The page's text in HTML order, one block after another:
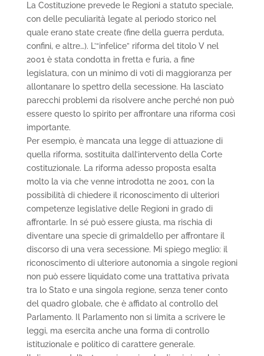
La Costituzione prevede le Regioni a statuto speciale,
con delle peculiarità legate al periodo storico nel
quale erano state create (fine della guerra perduta,
confini, e altre…). L’“infelice” riforma del titolo V nel
2001 è stata condotta in fretta e furia, a fine
legislatura, con un minimo di voti di maggioranza per
allontanare lo spettro della secessione. Ha lasciato
parecchi problemi da risolvere anche perché non può
essere questo lo spirito per affrontare una riforma così
importante.
Per esempio, è mancata una legge di attuazione di
quella riforma, sostituita dall’intervento della Corte
costituzionale. La riforma adesso proposta esalta
molto la via che venne introdotta ne 2001, con la
possibilità di chiedere il riconoscimento di ulteriori
competenze legislative delle Regioni in grado di
affrontarle. In sé può essere giusta, ma rischia di
diventare una specie di grimaldello per affrontare il
discorso di una vera secessione. Mi spiego meglio: il
riconoscimento di ulteriore autonomia a singole regioni
non può essere liquidato come una trattativa privata
tra lo Stato e una singola regione, senza tener conto
del quadro globale, che è affidato al controllo del
Parlamento. Il Parlamento non si limita a scrivere le
leggi, ma esercita anche una forma di controllo
istituzionale e politico di carattere generale.